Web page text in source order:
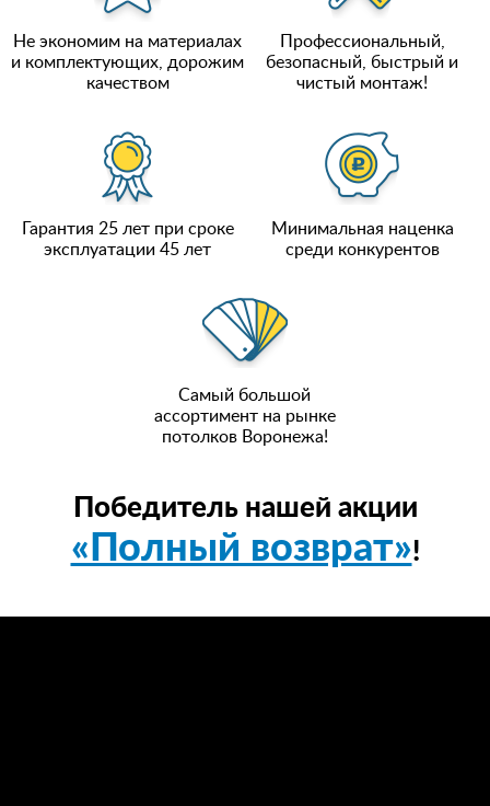
Не экономим на материалах
и комплектующих, дорожим
качеством
Профессиональный,
безопасный, быстрый и
чистый монтаж!
Гарантия 25 лет при сроке
эксплуатации 45 лет
Минимальная наценка
среди конкурентов
Самый большой
ассортимент на рынке
потолков Воронежа!
Победитель нашей акции
«Полный возврат»!